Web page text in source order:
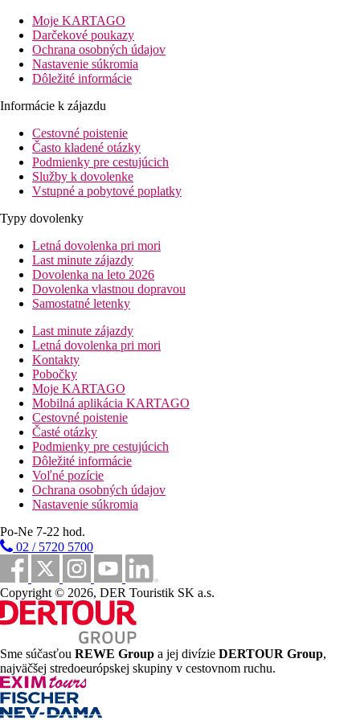
Plážová dovolenka
Fotogaléria
Moje KARTAGO
Darčekové poukazy
Ochrana osobných údajov
Nastavenie súkromia
Dôležité informácie
Informácie k zájazdu
Cestovné poistenie
Často kladené otázky
Podmienky pre cestujúcich
Služby k dovolenke
Vstupné a pobytové poplatky
Typy dovolenky
Letná dovolenka pri mori
Last minute zájazdy
Dovolenka na leto 2026
Dovolenka vlastnou dopravou
Samostatné letenky
Last minute zájazdy
Letná dovolenka pri mori
Kontakty
Pobočky
Moje KARTAGO
Mobilná aplikácia KARTAGO
Cestovné poistenie
Časté otázky
Podmienky pre cestujúcich
Dôležité informácie
Voľné pozície
Ochrana osobných údajov
Nastavenie súkromia
Po-Ne 7-22 hod.
02 / 5720 5700
Copyright © 2026, DER Touristik SK a.s.
Sme súčasťou REWE Group a jej divízie DERTOUR Group,
najväčšej stredoeurópskej skupiny v cestovnom ruchu.